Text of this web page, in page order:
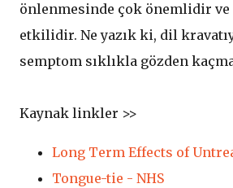
önlenmesinde çok önemlidir ve
etkilidir. Ne yazık ki, dil
semptom sıklıkla gözden
Kaynak linkler >>
Long Term Effects of
Tongue-tie - NHS